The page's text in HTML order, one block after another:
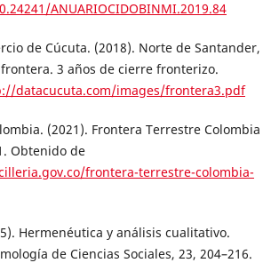
ANUARIOCIDOBINMI.2019.84
de Cúcuta. (2018). Norte de Santander,
3 años de cierre fronterizo.
datacucuta.com/images/frontera3.pdf
(2021). Frontera Terrestre Colombia
Obtenido de
frontera-terrestre-colombia-
Hermenéutica y análisis cualitativo.
de Ciencias Sociales, 23, 204–216.